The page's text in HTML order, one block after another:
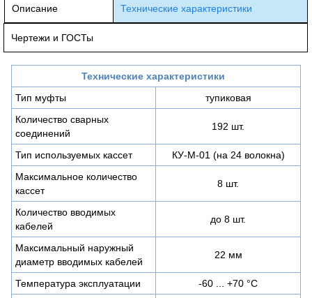
Описание Технические характеристики
Чертежи и ГОСТы
Технические характеристики
Тип муфты
тупиковая
Количество сварных
соединений
192 шт.
Тип используемых кассет
КУ-М-01 (на 24 волокна)
Максимальное количество
кассет
8 шт.
Количество вводимых
кабелей
до 8 шт.
Максимальный наружный
диаметр вводимых кабелей
22 мм
Температура эксплуатации -60 ... +70 °С